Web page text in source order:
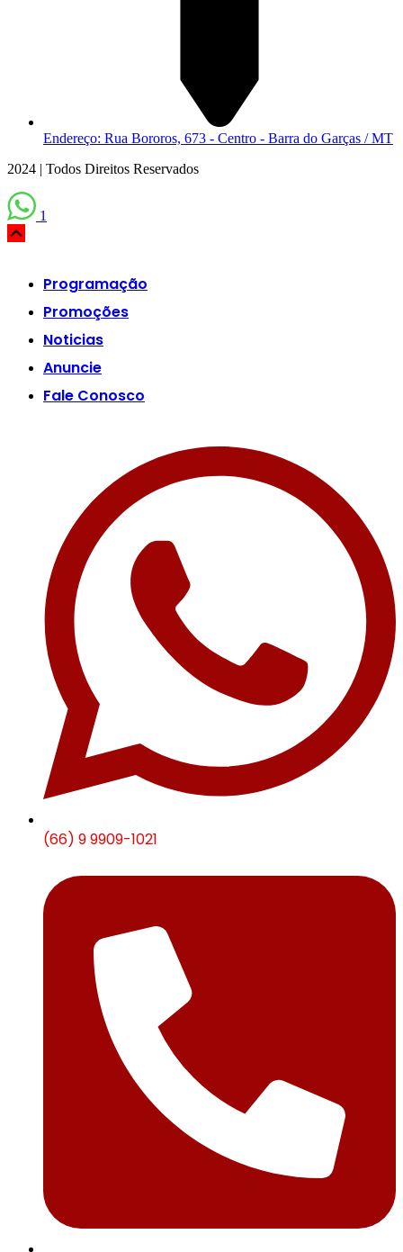
Endereço: Rua Bororos, 673 - Centro - Barra do Garças / MT
2024 | Todos Direitos Reservados
1
Programação
Promoções
Noticias
Anuncie
Fale Conosco
(66) 9 9909-1021